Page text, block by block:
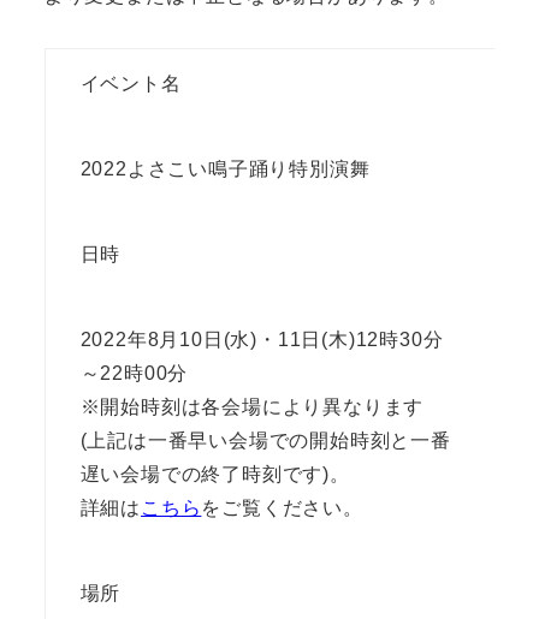
イベント名
2022よさこい鳴子踊り特別演舞
日時
2022年8月10日(水)・11日(木)12時30分
～22時00分
※開始時刻は各会場により異なります
(上記は一番早い会場での開始時刻と一番
遅い会場での終了時刻です)。
詳細は こちら をご覧ください。
場所